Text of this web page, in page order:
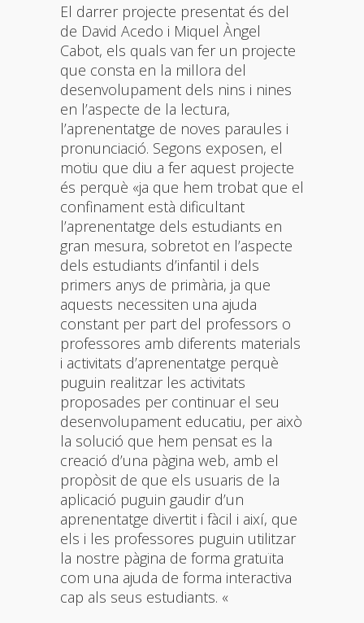
El darrer projecte presentat és del
de David Acedo i Miquel Àngel
Cabot, els quals van fer un projecte
que consta en la millora del
desenvolupament dels nins i nines
en l’aspecte de la lectura,
l’aprenentatge de noves paraules i
pronunciació. Segons exposen, el
motiu que diu a fer aquest projecte
és perquè «ja que hem trobat que el
confinament està dificultant
l’aprenentatge dels estudiants en
gran mesura, sobretot en l’aspecte
dels estudiants d’infantil i dels
primers anys de primària, ja que
aquests necessiten una ajuda
constant per part del professors o
professores amb diferents materials
i activitats d’aprenentatge perquè
puguin realitzar les activitats
proposades per continuar el seu
desenvolupament educatiu, per això
la solució que hem pensat es la
creació d’una pàgina web, amb el
propòsit de que els usuaris de la
aplicació puguin gaudir d’un
aprenentatge divertit i fàcil i així, que
els i les professores puguin utilitzar
la nostre pàgina de forma gratuïta
com una ajuda de forma interactiva
cap als seus estudiants. «